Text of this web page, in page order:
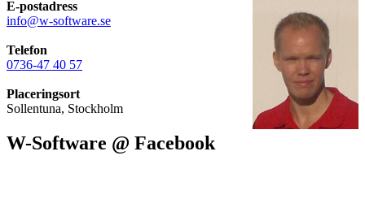
E-postadress
info@w-software.se
Telefon
0736-47 40 57
Placeringsort
Sollentuna, Stockholm
W-Software @ Facebook